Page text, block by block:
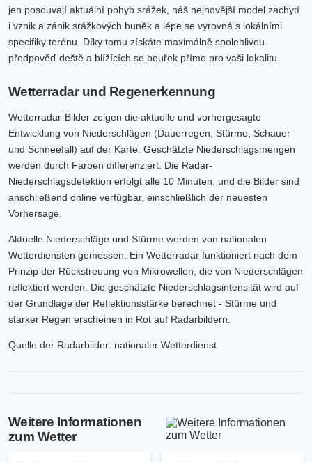
jen posouvají aktuální pohyb srážek, náš nejnovější model zachytí
i vznik a zánik srážkových buněk a lépe se vyrovná s lokálními
specifiky terénu. Díky tomu získáte maximálně spolehlivou
předpověď deště a blížících se bouřek přímo pro vaši lokalitu.
Wetterradar und Regenerkennung
Wetterradar-Bilder zeigen die aktuelle und vorhergesagte
Entwicklung von Niederschlägen (Dauerregen, Stürme, Schauer
und Schneefall) auf der Karte. Geschätzte Niederschlagsmengen
werden durch Farben differenziert. Die Radar-
Niederschlagsdetektion erfolgt alle 10 Minuten, und die Bilder sind
anschließend online verfügbar, einschließlich der neuesten
Vorhersage.
Aktuelle Niederschläge und Stürme werden von nationalen
Wetterdiensten gemessen. Ein Wetterradar funktioniert nach dem
Prinzip der Rückstreuung von Mikrowellen, die von Niederschlägen
reflektiert werden. Die geschätzte Niederschlagsintensität wird auf
der Grundlage der Reflektionsstärke berechnet - Stürme und
starker Regen erscheinen in Rot auf Radarbildern.
Quelle der Radarbilder: nationaler Wetterdienst
Weitere Informationen
zum Wetter